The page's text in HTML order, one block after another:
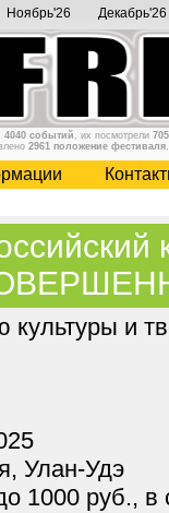
Ноябрь'26 Декабрь'26
4040 событий , их посмотрели
2961 положение фестиваля
культуры и
Улан-Удэ
1000 руб., в